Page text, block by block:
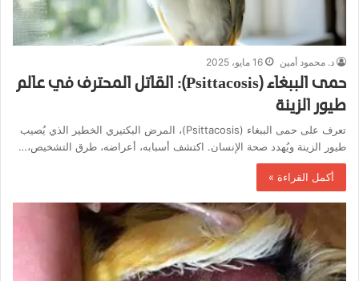
د. محمود أمين 16 مايو، 2025
حمى الببغاء (Psittacosis): القاتل المحترف في عالم
طيور الزينة
تعرف على حمى الببغاء (Psittacosis)، المرض البكتيري الخطير الذي يُصيب
طيور الزينة ويُهدد صحة الإنسان. اكتشف أسبابه، أعراضه، طرق التشخيص،…
أكمل القراءة »